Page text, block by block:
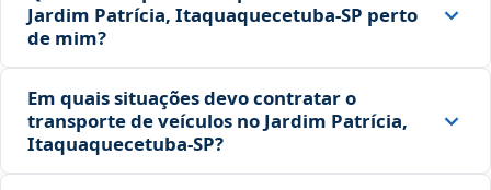
Jardim Patrícia, Itaquaquecetuba‑SP perto
de mim?
Em quais situações devo contratar o
transporte de veículos no Jardim Patrícia,
Itaquaquecetuba‑SP?